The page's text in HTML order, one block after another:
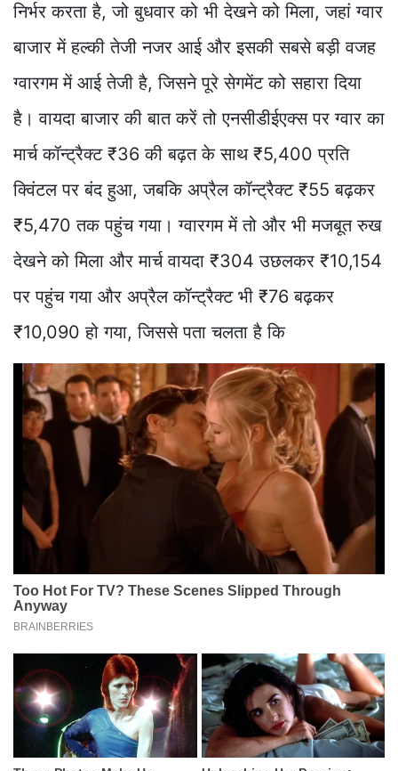
निर्भर करता है, जो बुधवार को भी देखने को मिला, जहां ग्वार
बाजार में हल्की तेजी नजर आई और इसकी सबसे बड़ी वजह
ग्वारगम में आई तेजी है, जिसने पूरे सेगमेंट को सहारा दिया
है। वायदा बाजार की बात करें तो एनसीडीईएक्स पर ग्वार का
मार्च कॉन्ट्रैक्ट ₹36 की बढ़त के साथ ₹5,400 प्रति
क्विंटल पर बंद हुआ, जबकि अप्रैल कॉन्ट्रैक्ट ₹55 बढ़कर
₹5,470 तक पहुंच गया। ग्वारगम में तो और भी मजबूत रुख
देखने को मिला और मार्च वायदा ₹304 उछलकर ₹10,154
पर पहुंच गया और अप्रैल कॉन्ट्रैक्ट भी ₹76 बढ़कर
₹10,090 हो गया, जिससे पता चलता है कि